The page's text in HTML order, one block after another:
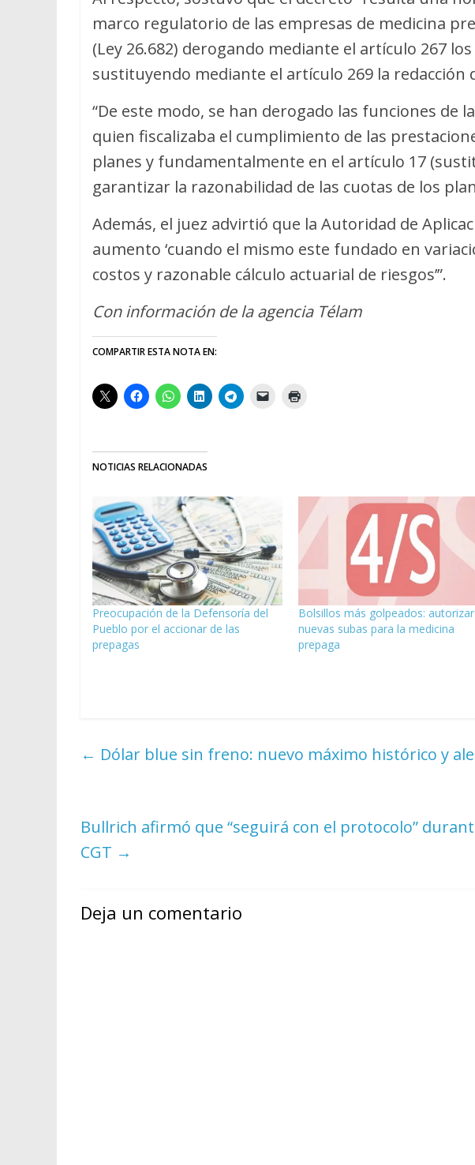
marco regulatorio de las empresas de medicina
(Ley 26.682) derogando mediante el artículo 267
sustituyendo mediante el artículo 269 la redacción
“De este modo, se han derogado las funciones de
quien fiscalizaba el cumplimiento de las
planes y fundamentalmente en el artículo 17
garantizar la razonabilidad de las cuotas de los
Además, el juez advirtió que la Autoridad de
aumento ‘cuando el mismo este fundado en
costos y razonable cálculo actuarial de riesgos’”.
Con información de la agencia Télam
COMPARTIR ESTA NOTA EN:
NOTICIAS RELACIONADAS
Preocupación de la Defensoría del
Pueblo por el accionar de las
prepagas
Bolsillos más golpeados:
nuevas subas para la medicina
prepaga
← Dólar blue sin freno: nuevo máximo histórico y
Bullrich afirmó que “seguirá con el protocolo”
CGT →
Deja un comentario